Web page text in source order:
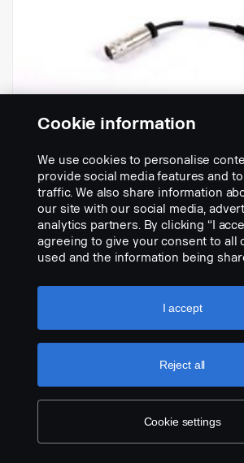
Adaptér z MINI DIN na
Part nr.:2660325
Part Description:
• Kabel adaptéru pro kombinaci systémů,
na vnitřní 4 kolíkový konektor Orlaco.
Cookie information
We use cookies to personalise
provide social media features and
traffic. We also share information
our site with our social media,
analytics partners. By clicking “I
agreeing to give your consent to all
used and the information being
settings” and selecting the
accept. For a more detailed
Cookie settings
Reject all
I accept